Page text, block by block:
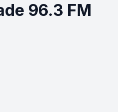
96.3 FM